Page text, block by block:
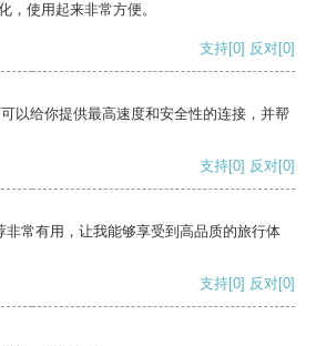
，使用起来非常方便。
支持[0] 反对[0]
以给你提供最高速度和安全性的连接，并帮
支持[0] 反对[0]
非常有用，让我能够享受到高品质的旅行体
支持[0] 反对[0]